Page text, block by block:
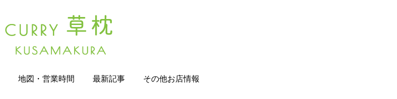
地図・営業時間 最新記事 その他お店情報